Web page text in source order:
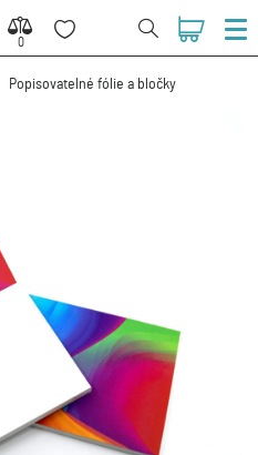
0
0
Popisovatelné fólie a bločky